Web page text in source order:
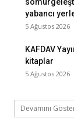
yabancı
5 Ağustos 2026
KAFDAV
kitaplar
5 Ağustos 2026
Devamını